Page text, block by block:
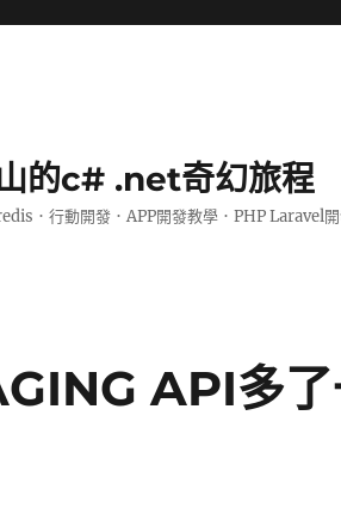
的c# .net奇幻旅程
．行動開發．APP開發教學．PHP Laravel
API多了